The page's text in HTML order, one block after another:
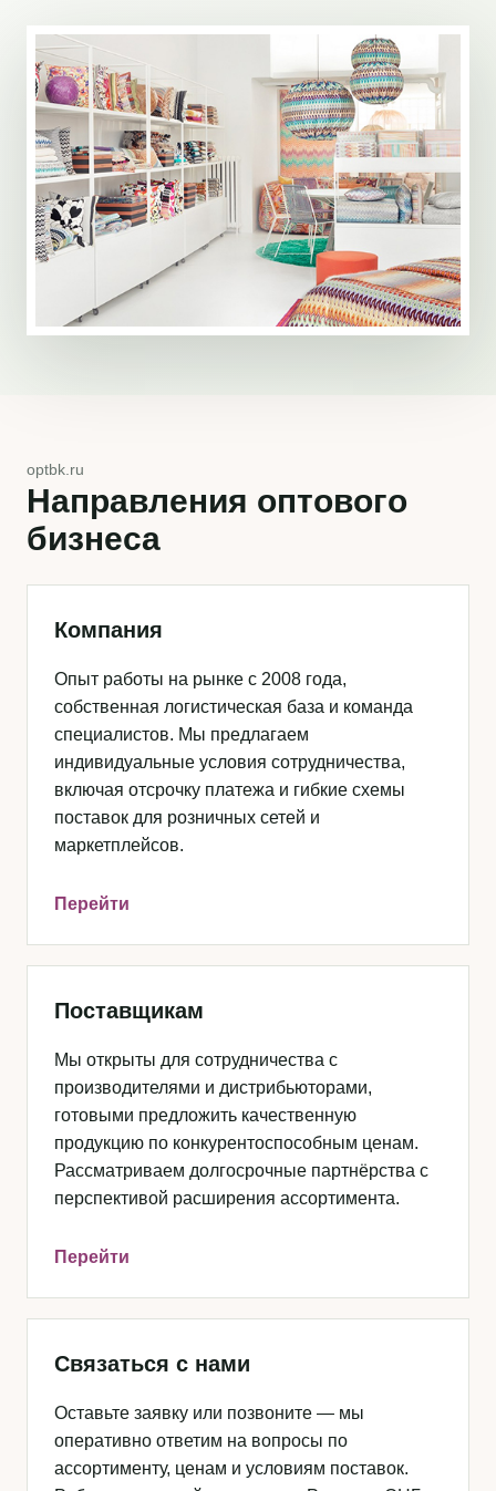
optbk.ru
Направления оптового
бизнеса
Компания
Опыт работы на рынке с 2008 года,
собственная логистическая база и команда
специалистов. Мы предлагаем
индивидуальные условия сотрудничества,
включая отсрочку платежа и гибкие схемы
поставок для розничных сетей и
маркетплейсов.
Перейти
Поставщикам
Мы открыты для сотрудничества с
производителями и дистрибьюторами,
готовыми предложить качественную
продукцию по конкурентоспособным ценам.
Рассматриваем долгосрочные партнёрства с
перспективой расширения ассортимента.
Перейти
Связаться с нами
Оставьте заявку или позвоните — мы
оперативно ответим на вопросы по
ассортименту, ценам и условиям поставок.